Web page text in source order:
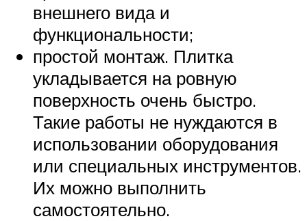
внешнего вида и
функциональности;
простой монтаж. Плитка
укладывается на ровную
поверхность очень быстро.
Такие работы не нуждаются в
использовании оборудования
или специальных инструментов.
Их можно выполнить
самостоятельно.